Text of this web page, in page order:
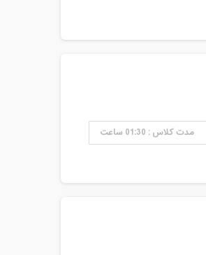
مدت کلاس : 01:30 ساعت